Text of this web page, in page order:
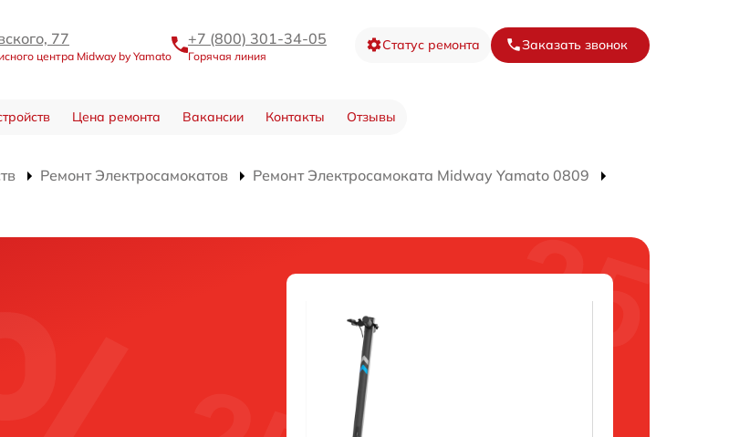
77
центра Midway by Yamato
+7 (800) 301-34-05
Горячая линия
Статус ремонта Заказать звонок
Цена ремонта Вакансии Контакты Отзывы
Ремонт Электросамокатов
Ремонт Электросамоката Midway Yamato 0809